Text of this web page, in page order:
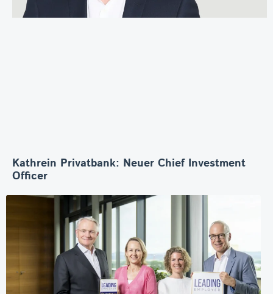
Kathrein Privatbank: Neuer Chief Investment
Officer